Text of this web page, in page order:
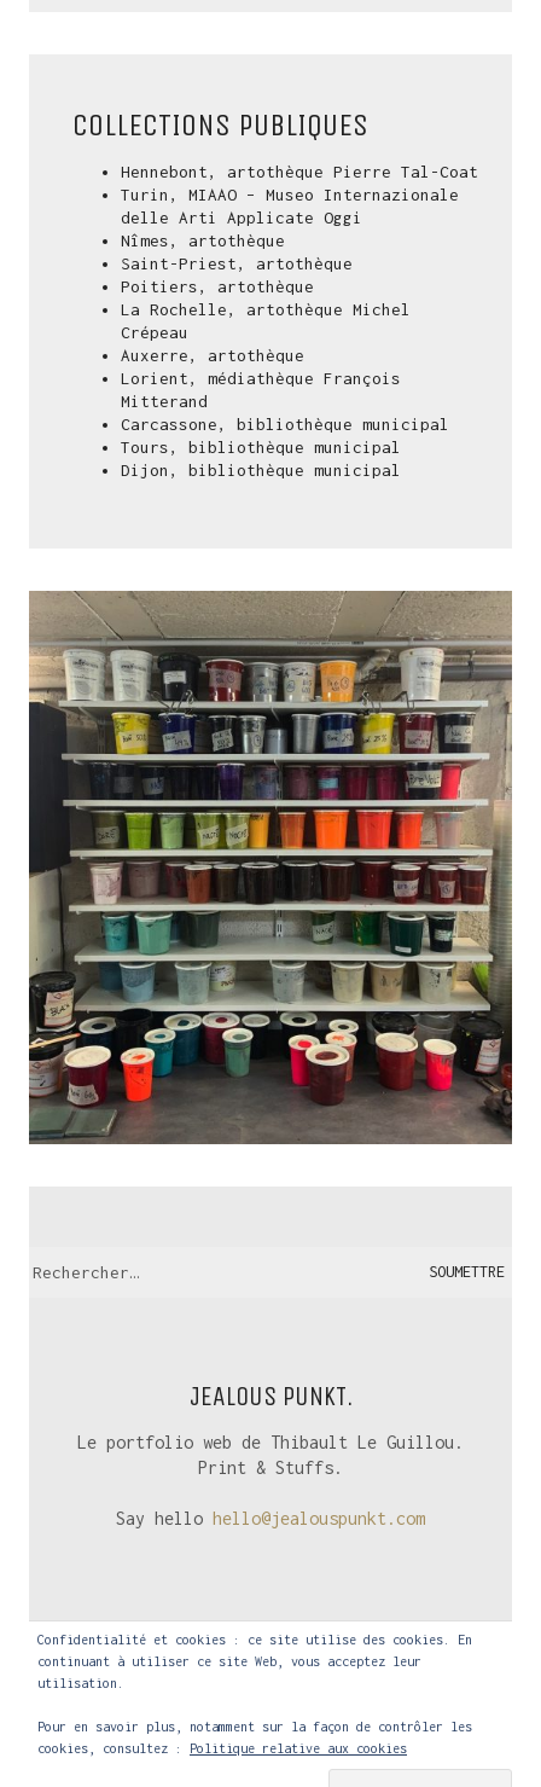
François Mitterand, Lorient.
2005, Montrouge.
COLLECTIONS PUBLIQUES
Hennebont, artothèque Pierre Tal-Coat
Turin, MIAAO – Museo Internazionale
delle Arti Applicate Oggi
Nîmes, artothèque
Saint-Priest, artothèque
Poitiers, artothèque
La Rochelle, artothèque Michel
Crépeau
Auxerre, artothèque
Lorient, médiathèque François
Mitterand
Carcassone, bibliothèque municipal
Tours, bibliothèque municipal
Dijon, bibliothèque municipal
JEALOUS PUNKT.
Le portfolio web de Thibault Le Guillou.
Print & Stuffs.
Say hello hello@jealouspunkt.com
Confidentialité et cookies : ce site utilise des cookies. En
continuant à utiliser ce site Web, vous acceptez leur
utilisation.
Pour en savoir plus, notamment sur la façon de contrôler les
cookies, consultez : Politique relative aux cookies